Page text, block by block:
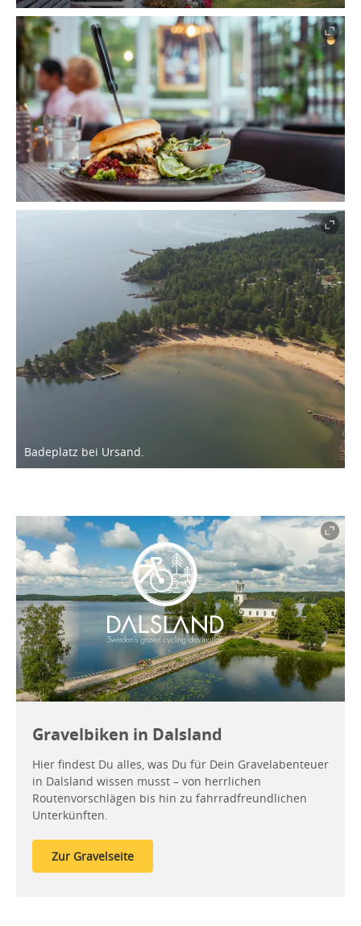
Badeplatz bei Ursand.
Gravelbiken in Dalsland
Hier findest Du alles, was Du für Dein Gravelabenteuer
in Dalsland wissen musst – von herrlichen
Routenvorschlägen bis hin zu fahrradfreundlichen
Unterkünften.
Zur Gravelseite